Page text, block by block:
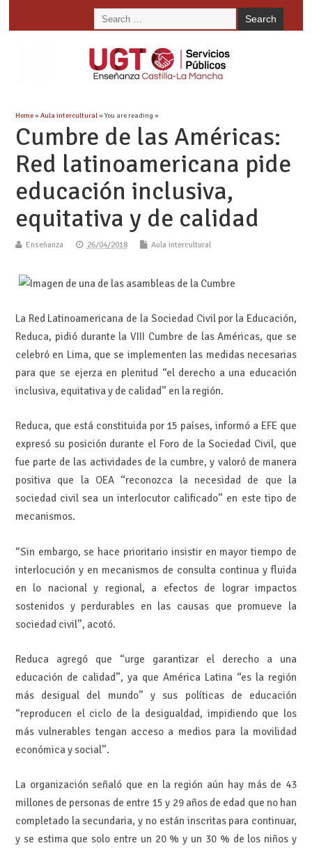
Home»Aula intercultural» You are reading »
Cumbre de las Américas:
Red latinoamericana pide
educación inclusiva,
equitativa y de calidad
Enseñanza 26/04/2018 Aula intercultural
La Red Latinoamericana de la Sociedad Civil por la Educación,
Reduca, pidió durante la VIII Cumbre de las Américas, que se
celebró en Lima, que se implementen las medidas necesarias
para que se ejerza en plenitud “el derecho a una educación
inclusiva, equitativa y de calidad” en la región.
Reduca, que está constituida por 15 países, informó a EFE que
expresó su posición durante el Foro de la Sociedad Civil, que
fue parte de las actividades de la cumbre, y valoró de manera
positiva que la OEA “reconozca la necesidad de que la
sociedad civil sea un interlocutor calificado” en este tipo de
mecanismos.
“Sin embargo, se hace prioritario insistir en mayor tiempo de
interlocución y en mecanismos de consulta continua y fluida
en lo nacional y regional, a efectos de lograr impactos
sostenidos y perdurables en las causas que promueve la
sociedad civil”, acotó.
Reduca agregó que “urge garantizar el derecho a una
educación de calidad”, ya que América Latina “es la región
más desigual del mundo” y sus políticas de educación
“reproducen el ciclo de la desigualdad, impidiendo que los
más vulnerables tengan acceso a medios para la movilidad
económica y social”.
La organización señaló que en la región aún hay más de 43
millones de personas de entre 15 y 29 años de edad que no han
completado la secundaria, y no están inscritas para continuar,
y se estima que solo entre un 20 % y un 30 % de los niños y